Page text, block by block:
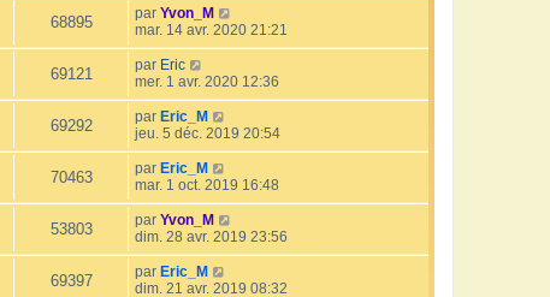
68895 par Yvon_M
mar. 14 avr. 2020 21:21
69121 par Eric
mer. 1 avr. 2020 12:36
69292 par Eric_M
jeu. 5 déc. 2019 20:54
70463 par Eric_M
mar. 1 oct. 2019 16:48
53803 par Yvon_M
dim. 28 avr. 2019 23:56
69397 par Eric_M
dim. 21 avr. 2019 08:32